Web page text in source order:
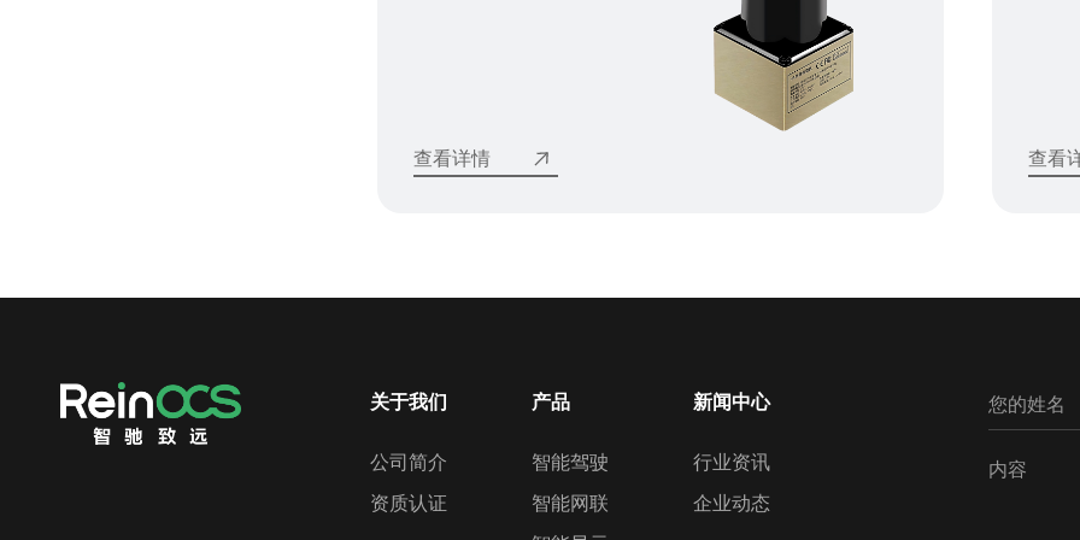
查看详情 查看
关于我们
公司简介
资质认证
产品
智能驾驶
智能网联
新闻中心
行业资讯
企业动态